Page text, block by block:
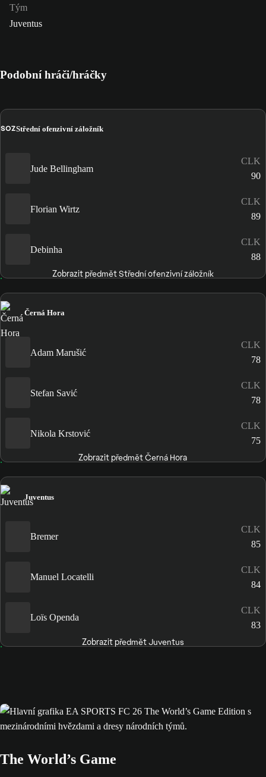
Tým
Juventus
Podobní hráči/hráčky
SOZStřední ofenzivní záložník
Jude Bellingham
CLK
90
Florian Wirtz
CLK
89
Debinha
CLK
88
Zobrazit předmět Střední ofenzivní záložník
Černá Hora
Adam Marušić
CLK
78
Stefan Savić
CLK
78
Nikola Krstović
CLK
75
Zobrazit předmět Černá Hora
Juventus
Bremer
CLK
85
Manuel Locatelli
CLK
84
Loïs Openda
CLK
83
Zobrazit předmět Juventus
The World’s Game